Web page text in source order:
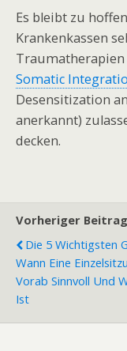
Es bleibt zu
Krankenkassen
Traumatherapien
Somatic
Desensitization
anerkannt)
decken.
Vorheriger Beitrag
Die 5 Wichtigsten
Wann Eine
Vorab Sinnvoll Und
Ist